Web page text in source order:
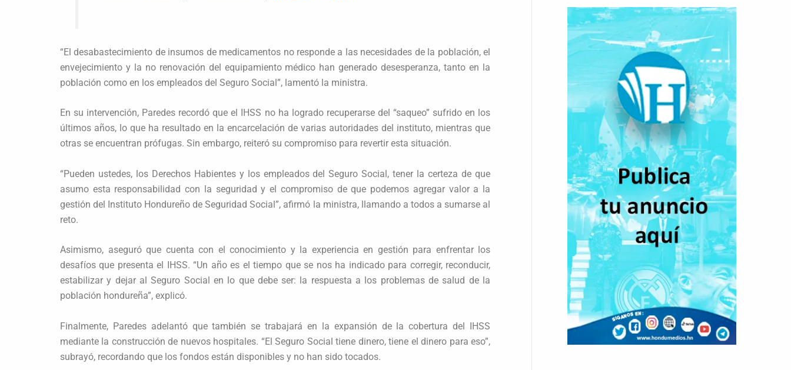
“El desabastecimiento de insumos de medicamentos no responde a las necesidades de la población, el
envejecimiento y la no renovación del equipamiento médico han generado desesperanza, tanto en la
población como en los empleados del Seguro Social”, lamentó la ministra.
En su intervención, Paredes recordó que el IHSS no ha logrado recuperarse del “saqueo” sufrido en los
últimos años, lo que ha resultado en la encarcelación de varias autoridades del instituto, mientras que
otras se encuentran prófugas. Sin embargo, reiteró su compromiso para revertir esta situación.
“Pueden ustedes, los Derechos Habientes y los empleados del Seguro Social, tener la certeza de que
asumo esta responsabilidad con la seguridad y el compromiso de que podemos agregar valor a la
gestión del Instituto Hondureño de Seguridad Social”, afirmó la ministra, llamando a todos a sumarse al
reto.
Asimismo, aseguró que cuenta con el conocimiento y la experiencia en gestión para enfrentar los
desafíos que presenta el IHSS. “Un año es el tiempo que se nos ha indicado para corregir, reconducir,
estabilizar y dejar al Seguro Social en lo que debe ser: la respuesta a los problemas de salud de la
población hondureña”, explicó.
Finalmente, Paredes adelantó que también se trabajará en la expansión de la cobertura del IHSS
mediante la construcción de nuevos hospitales. “El Seguro Social tiene dinero, tiene el dinero para eso”,
subrayó, recordando que los fondos están disponibles y no han sido tocados.